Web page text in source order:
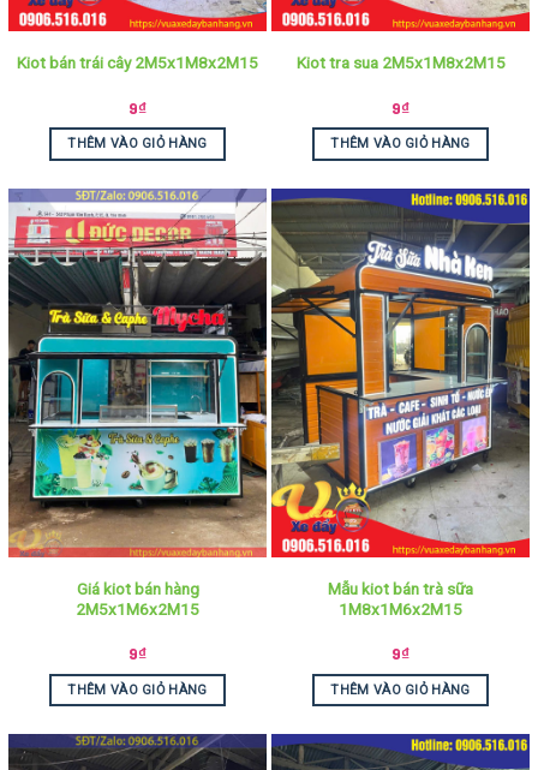
Kiot bán trái cây 2M5x1M8x2M15
9₫
THÊM VÀO GIỎ HÀNG
Kiot tra sua 2M5x1M8x2M15
9₫
THÊM VÀO GIỎ HÀNG
Giá kiot bán hàng
2M5x1M6x2M15
9₫
THÊM VÀO GIỎ HÀNG
Mẫu kiot bán trà sữa
1M8x1M6x2M15
9₫
THÊM VÀO GIỎ HÀNG